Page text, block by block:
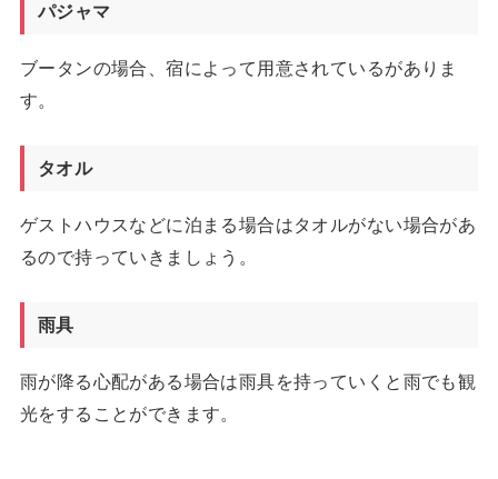
パジャマ
ブータンの場合、宿によって用意されているがありま
す。
タオル
ゲストハウスなどに泊まる場合はタオルがない場合があ
るので持っていきましょう。
雨具
雨が降る心配がある場合は雨具を持っていくと雨でも観
光をすることができます。